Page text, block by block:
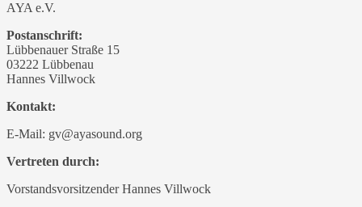
AYA e.V.
Postanschrift:
Lübbenauer Straße 15
03222 Lübbenau
Hannes Villwock
Kontakt:
E-Mail: gv@ayasound.org
Vertreten durch:
Vorstandsvorsitzender Hannes Villwock